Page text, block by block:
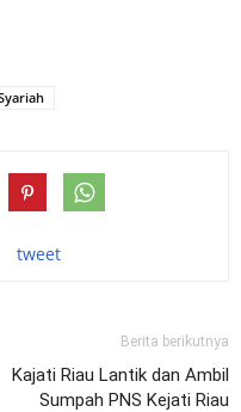
tweet
Berita berikutnya
Kajati Riau Lantik dan Ambil
Sumpah PNS Kejati Riau